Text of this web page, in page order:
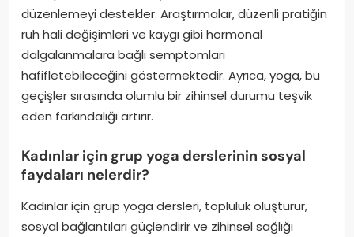
düzenlemeyi destekler. Araştırmalar, düzenli pratiğin
ruh hali değişimleri ve kaygı gibi hormonal
dalgalanmalara bağlı semptomları
hafifletebileceğini göstermektedir. Ayrıca, yoga, bu
geçişler sırasında olumlu bir zihinsel durumu teşvik
eden farkındalığı artırır.
Kadınlar için grup yoga derslerinin sosyal
faydaları nelerdir?
Kadınlar için grup yoga dersleri, topluluk oluşturur,
sosyal bağlantıları güçlendirir ve zihinsel sağlığı